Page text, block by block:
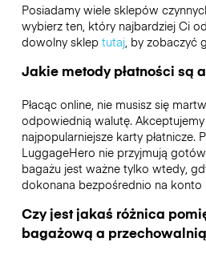
Posiadamy wiele sklepów
wybierz ten, który najbardziej Ci
dowolny sklep tutaj, by zobaczyć
Jakie metody płatności są
Płacąc online, nie musisz się
odpowiednią walutę.
najpopularniejsze karty płatnicze.
LuggageHero nie przyjmują
bagażu jest ważne tylko wtedy,
dokonana bezpośrednio na konto
Czy jest jakaś różnica
bagażową a